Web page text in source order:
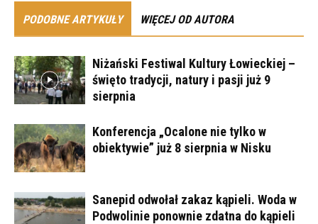
PODOBNE ARTYKUŁY WIĘCEJ OD AUTORA
Niżański Festiwal Kultury Łowieckiej –
święto tradycji, natury i pasji już 9
sierpnia
Konferencja „Ocalone nie tylko w
obiektywie” już 8 sierpnia w Nisku
Sanepid odwołał zakaz kąpieli. Woda w
Podwolinie ponownie zdatna do kąpieli